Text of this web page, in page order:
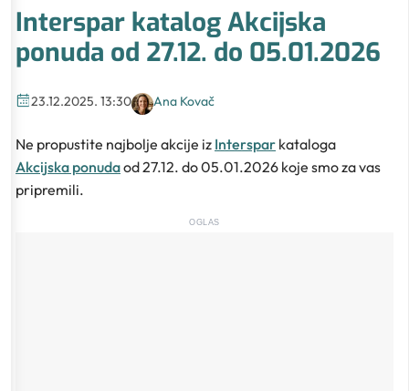
Interspar katalog Akcijska
ponuda od 27.12. do 05.01.2026
23.12.2025. 13:30 Ana Kovač
Ne propustite najbolje akcije iz Interspar kataloga
Akcijska ponudaod 27.12. do 05.01.2026 koje smo za vas
pripremili.
OGLAS